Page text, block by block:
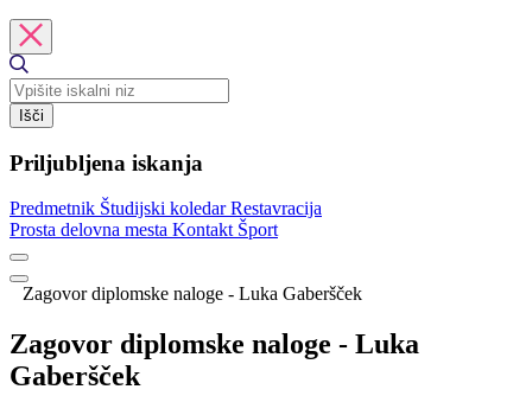
Išči
Priljubljena iskanja
Predmetnik Študijski koledarRestavracija
Prosta delovna mesta Kontakt Šport
Zagovor diplomske naloge - Luka Gaberšček
Zagovor diplomske naloge - Luka
Gaberšček